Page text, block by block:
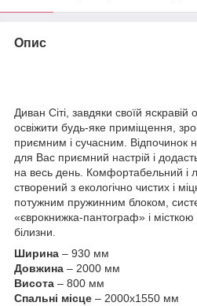
Опис
Диван Сіті, завдяки своїй
освіжити будь-яке приміщення,
приємним і сучасним. Відпочинок
для Вас приємний настрій і
на весь день. Комфортабельний і
створений з екологічно чистих і
потужним пружинним блоком,
«єврокнижка-пантограф» і
білизни.
Ширина – 930 мм
Довжина – 2000 мм
Висота – 800 мм
Спальні місце – 2000х1550 мм